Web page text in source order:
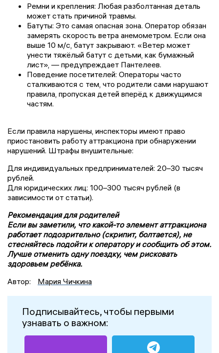
Ремни и крепления: Любая разболтанная деталь
может стать причиной травмы.
Батуты: Это самая опасная зона. Оператор обязан
замерять скорость ветра анемометром. Если она
выше 10 м/с, батут закрывают. «Ветер может
унести тяжёлый батут с детьми, как бумажный
лист», — предупреждает Пантелеев.
Поведение посетителей: Операторы часто
сталкиваются с тем, что родители сами нарушают
правила, пропуская детей вперёд к движущимся
частям.
Если правила нарушены, инспекторы имеют право
приостановить работу аттракциона при обнаружении
нарушений. Штрафы внушительные:
Для индивидуальных предпринимателей: 20–30 тысяч
рублей.
Для юридических лиц: 100–300 тысяч рублей (в
зависимости от статьи).
Рекомендация для родителей
Если вы заметили, что какой-то элемент аттракциона
работает подозрительно (скрипит, болтается), не
стесняйтесь подойти к оператору и сообщить об этом.
Лучше отменить одну поездку, чем рисковать
здоровьем ребёнка.
Автор:
Мария Чичкина
Подписывайтесь, чтобы первыми
узнавать о важном: